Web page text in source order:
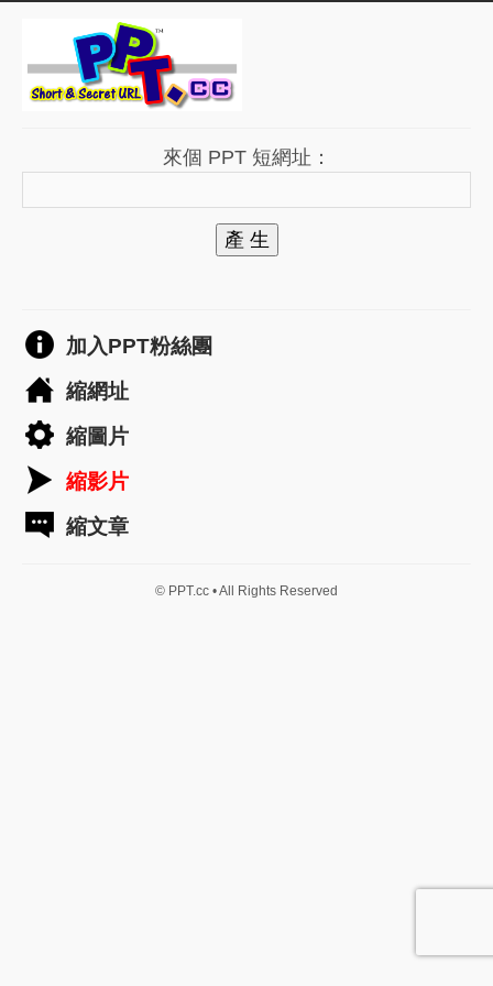
來個 PPT 短網址：
產 生
加入PPT粉絲團
縮網址
縮圖片
縮影片
縮文章
© PPT.cc • All Rights Reserved